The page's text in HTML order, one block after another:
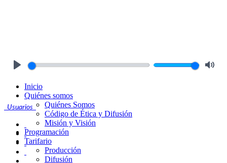
Usuarios
Inicio
Quiénes somos
Quiénes Somos
Código de Ética y Difusión
Misión y Visión
Programación
Tarifario
Producción
Difusión